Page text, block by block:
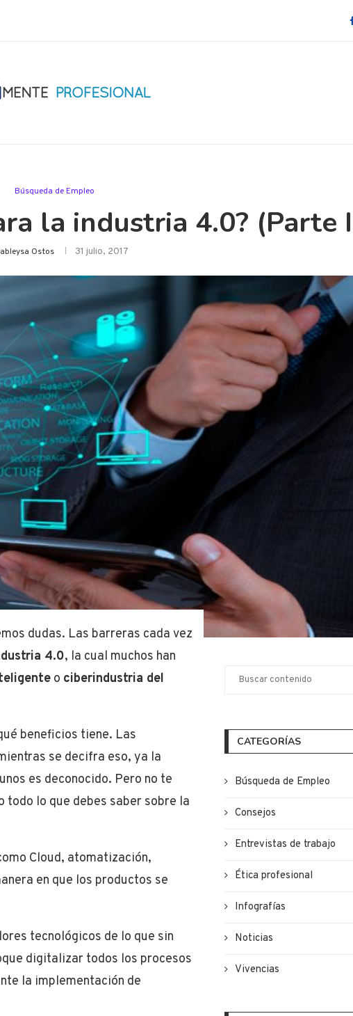
Búsqueda de Empleo
la industria 4.0? (Parte
Ostos 31 julio, 2017
dudas. Las barreras cada vez
4.0, la cual muchos han
o ciberindustria del
beneficios tiene. Las
se decifra eso, ya la
es deconocido. Pero no te
todo lo que debes saber sobre la
Cloud, atomatización,
en que los productos se
tecnológicos de lo que sin
digitalizar todos los procesos
la implementación de
CATEGORÍAS
Búsqueda de Empleo
Consejos
Entrevistas de trabajo
Ética profesional
Infografías
Noticias
Vivencias